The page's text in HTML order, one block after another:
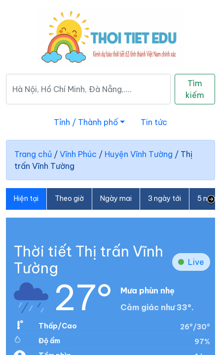
Tìm
kiếm
Tỉnh / Thành phố Tin tức
Trang chủ / Vĩnh Phúc / Huyện Vĩnh Tường / Thị
trấn Vĩnh Tường
Hiện tại Theo giờ Ngày mai 3 ngày tới 5
Thời tiết Thị trấn Vĩnh
Tường
Live
27°
Mưa phùn nhẹ
Cảm giác như 33°.
Thấp/Cao
26°/30°
Độ ẩm
97%